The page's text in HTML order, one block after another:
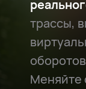
трассы,
Меняйте